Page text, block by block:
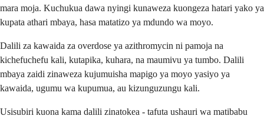
mara moja. Kuchukua dawa nyingi kunaweza kuongeza hatari yako ya
kupata athari mbaya, hasa matatizo ya mdundo wa moyo.
Dalili za kawaida za overdose ya azithromycin ni pamoja na
kichefuchefu kali, kutapika, kuhara, na maumivu ya tumbo. Dalili
mbaya zaidi zinaweza kujumuisha mapigo ya moyo yasiyo ya
kawaida, ugumu wa kupumua, au kizunguzungu kali.
Usisubiri kuona kama dalili zinatokea - tafuta ushauri wa matibabu